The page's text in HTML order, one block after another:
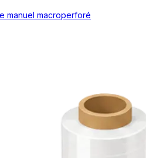
manuel macroperforé